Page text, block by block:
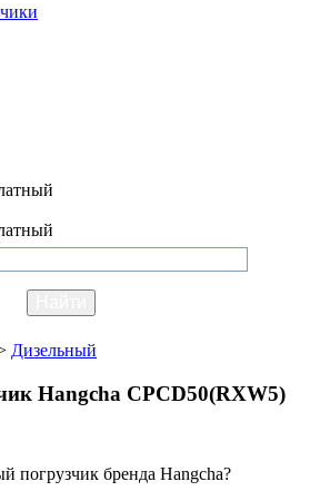
Дизельный
Hangcha CPCD50(RXW5)
погрузчик бренда Hangcha?